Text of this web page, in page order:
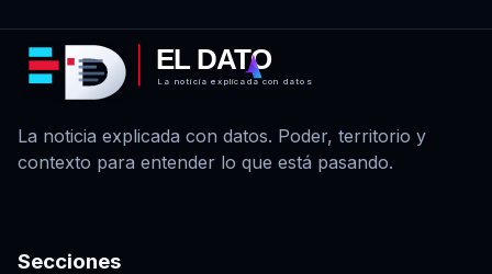
EL DATO
La noticia explicada con datos
La noticia explicada con datos. Poder, territorio y
contexto para entender lo que está pasando.
Secciones